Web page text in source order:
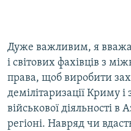
720p
Дуже важливим, я
і світових фахівців з
права, щоб виробити
демілітаризації Криму
військової діяльності
регіоні. Навряд чи